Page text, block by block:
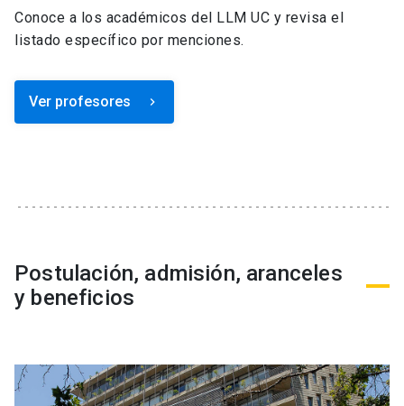
Conoce a los académicos del LLM UC y revisa el
listado específico por menciones.
Ver profesores keyboard_arrow_right
Postulación, admisión, aranceles
y beneficios